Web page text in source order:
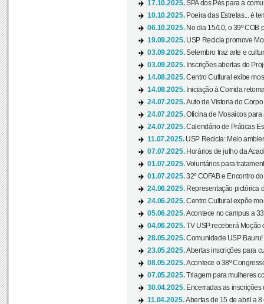
17.10.2025.SPA dos Pés para a
10.10.2025. Poeira das Estrelas... é
06.10.2025. No dia 15/10, o 39º COB
19.09.2025. USP Recicla promove
03.09.2025.Setembro traz arte e
03.09.2025. Inscrições abertas do
14.08.2025.Centro Cultural exibe
14.08.2025. Iniciação à Corrida
24.07.2025.Auto de Vistoria do
24.07.2025.Oficina de Mosaicos
24.07.2025.Calendário de Práticas
11.07.2025. USP Recicla: Meio
07.07.2025. Horários de julho da
01.07.2025.Voluntários para
01.07.2025.32º COFAB e Encontro
24.06.2025. Representação pictórica
24.06.2025.Centro Cultural expõe
05.06.2025.Acontece no campus a
04.06.2025.TV USP receberá Moção
28.05.2025.Comunidade USP Bauru!
23.05.2025.Abertas inscrições para
08.05.2025.Acontece o 38º
07.05.2025.Triagem para mulheres
30.04.2025. Encerradas as inscrições
11.04.2025.Abertas de 15 de abril a